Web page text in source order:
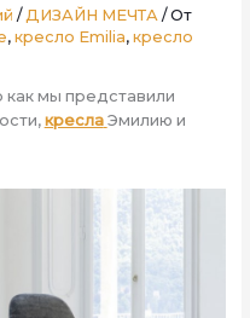
/ ДИЗАЙН МЕЧТА / От
, кресло Emilia, кресло
мы представили
кресла Эмилию и